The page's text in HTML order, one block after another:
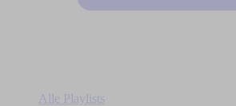
Alle Playlists